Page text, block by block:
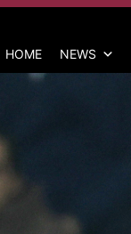
HOME NEWS